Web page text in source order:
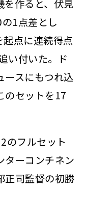
を作ると、伏見
1点差とし
起点に連続得点
い付いた。ド
ースにもつれ込
のセットを17
のフルセット
ターコンチネン
正司監督の初勝